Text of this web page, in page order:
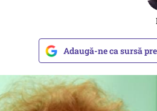
Adaugă-ne ca sursă